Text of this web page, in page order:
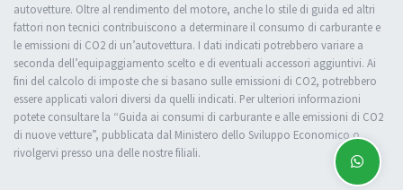
autovetture. Oltre al rendimento del motore, anche lo stile di guida ed altri
fattori non tecnici contribuiscono a determinare il consumo di carburante e
le emissioni di CO2 di un’autovettura. I dati indicati potrebbero variare a
seconda dell’equipaggiamento scelto e di eventuali accessori aggiuntivi. Ai
fini del calcolo di imposte che si basano sulle emissioni di CO2, potrebbero
essere applicati valori diversi da quelli indicati. Per ulteriori informazioni
potete consultare la “Guida ai consumi di carburante e alle emissioni di CO2
di nuove vetture”, pubblicata dal Ministero dello Sviluppo Economico o
rivolgervi presso una delle nostre filiali.